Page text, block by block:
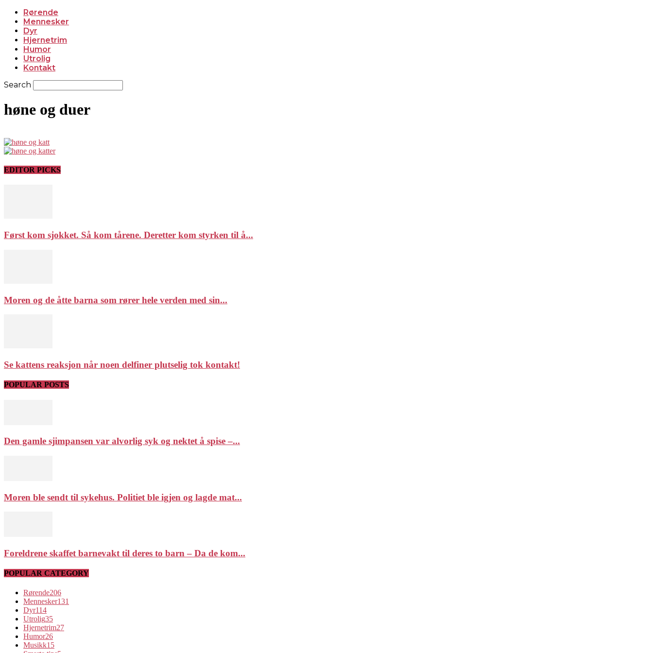
Rørende
Mennesker
Dyr
Hjernetrim
Humor
Utrolig
Kontakt
Search
høne og duer
EDITOR PICKS
Først kom sjokket. Så kom tårene. Deretter kom styrken til å...
Moren og de åtte barna som rører hele verden med sin...
Se kattens reaksjon når noen delfiner plutselig tok kontakt!
POPULAR POSTS
Den gamle sjimpansen var alvorlig syk og nektet å spise –...
Moren ble sendt til sykehus. Politiet ble igjen og lagde mat...
Foreldrene skaffet barnevakt til deres to barn – Da de kom...
POPULAR CATEGORY
Rørende206
Mennesker131
Dyr114
Utrolig35
Hjernetrim27
Humor26
Musikk15